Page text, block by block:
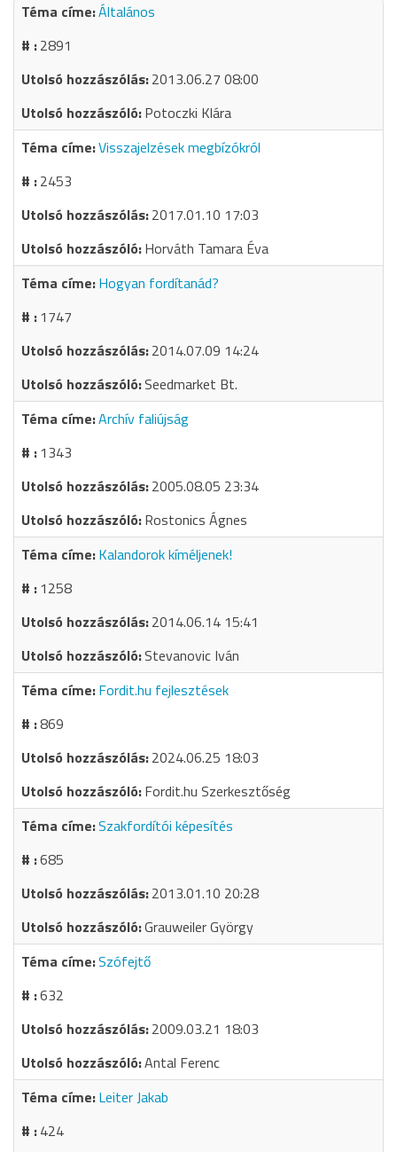
Általános
2891
2013.06.27 08:00
Potoczki Klára
Visszajelzések megbízókról
2453
2017.01.10 17:03
Horváth Tamara Éva
Hogyan fordítanád?
1747
2014.07.09 14:24
Seedmarket Bt.
Archív faliújság
1343
2005.08.05 23:34
Rostonics Ágnes
Kalandorok kíméljenek!
1258
2014.06.14 15:41
Stevanovic Iván
Fordit.hu fejlesztések
869
2024.06.25 18:03
Fordit.hu Szerkesztőség
Szakfordítói képesítés
685
2013.01.10 20:28
Grauweiler György
Szófejtő
632
2009.03.21 18:03
Antal Ferenc
Leiter Jakab
424